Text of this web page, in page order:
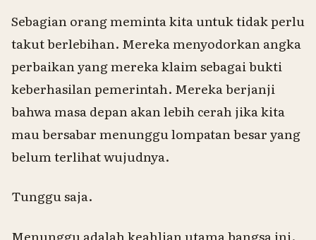
Sebagian orang meminta kita untuk tidak perlu
takut berlebihan. Mereka menyodorkan angka
perbaikan yang mereka klaim sebagai bukti
keberhasilan pemerintah. Mereka berjanji
bahwa masa depan akan lebih cerah jika kita
mau bersabar menunggu lompatan besar yang
belum terlihat wujudnya.
Tunggu saja.